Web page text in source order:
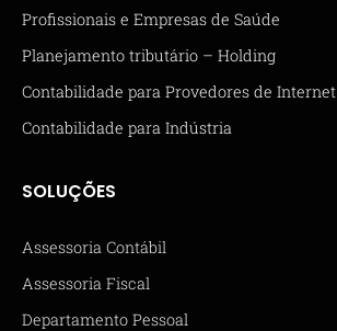
Profissionais e Empresas de Saúde
Planejamento tributário – Holding
Contabilidade para Provedores de Internet
Contabilidade para Indústria
SOLUÇÕES
Assessoria Contábil
Assessoria Fiscal
Departamento Pessoal